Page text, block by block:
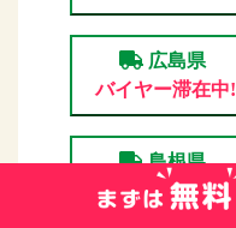
広島県
バイヤー滞在中!
島根県
バイヤー滞在中!